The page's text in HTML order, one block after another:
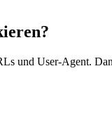
und User-Agent.